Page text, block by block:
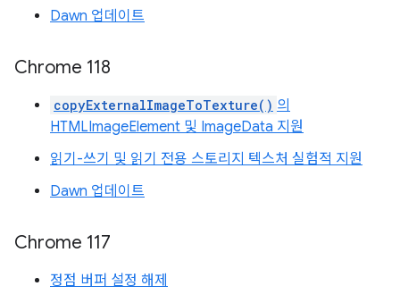
Dawn 업데이트
Chrome 118
copyExternalImageToTexture() 의
HTMLImageElement 및 ImageData 지원
읽기-쓰기 및 읽기 전용 스토리지 텍스처 실험적 지원
Dawn 업데이트
Chrome 117
정점 버퍼 설정 해제